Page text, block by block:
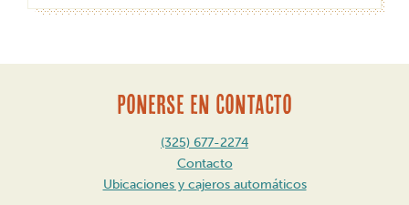
PONERSE EN CONTACTO
(325) 677-2274
Contacto
Ubicaciones y cajeros automáticos